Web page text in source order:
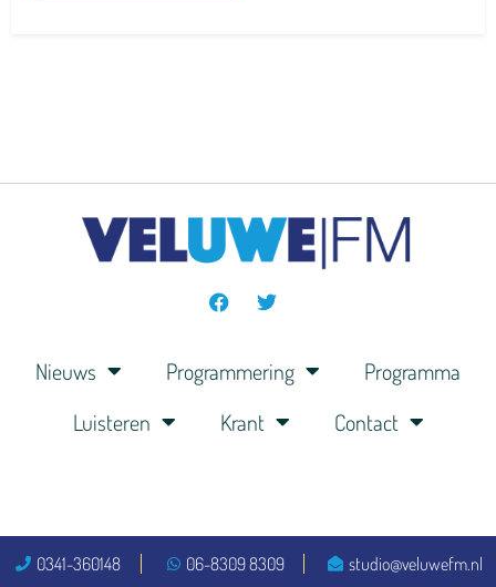
Nieuws Programmering
Programma
Luisteren
Krant Contact
0341-360148 06-8309 8309
studio@veluwefm.nl